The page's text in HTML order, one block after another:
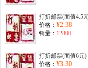
打折邮票(面值4.5
价格： ¥2.38
销量： 12800
打折邮票(面值6元)
价格： ¥3.30